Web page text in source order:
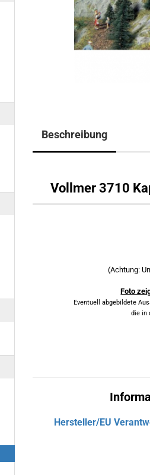
Beschreibung
Vollmer 3710
(Achtung:
Foto
Eventuell abgebildete
die in
Hersteller/EU